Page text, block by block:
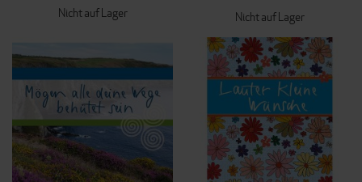
Nicht auf Lager Nicht auf Lager